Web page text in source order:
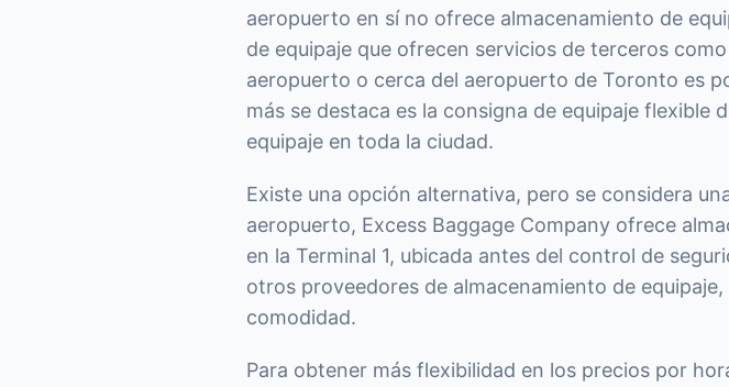
aeropuerto en sí no ofrece almacenamiento de
de equipaje que ofrecen servicios de terceros
aeropuerto o cerca del aeropuerto de Toronto es
más se destaca es la consigna de equipaje flexible
equipaje en toda la ciudad.
Existe una opción alternativa, pero se considera
aeropuerto, Excess Baggage Company ofrece
en la Terminal 1, ubicada antes del control de
otros proveedores de almacenamiento de
comodidad.
Para obtener más flexibilidad en los precios por